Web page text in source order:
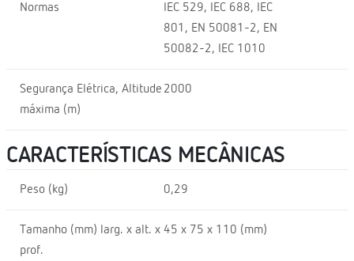
Normas
IEC 529, IEC 688, IEC
801, EN 50081-2, EN
50082-2, IEC 1010
Segurança Elétrica, Altitude
máxima (m)
2000
CARACTERÍSTICAS MECÂNICAS
Peso (kg) 0,29
Tamanho (mm) larg. x alt. x
prof.
45 x 75 x 110 (mm)